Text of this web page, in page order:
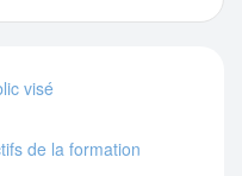
visé
de la formation